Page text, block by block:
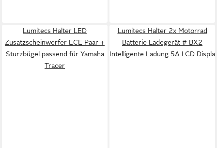
Lumitecs Halter LED
Zusatzscheinwerfer ECE Paar +
Sturzbügel passend für Yamaha
Tracer
Lumitecs Halter 2x Motorrad
Batterie Ladegerät # BX2
Intelligente Ladung 5A LCD Displa